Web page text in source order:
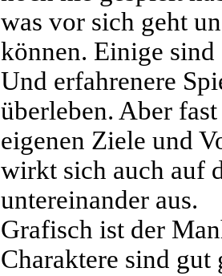
was vor sich geht
können. Einige
Und erfahrenere
überleben. Aber
eigenen Ziele und
wirkt sich auch auf
untereinander aus.
Grafisch ist der
Charaktere sind